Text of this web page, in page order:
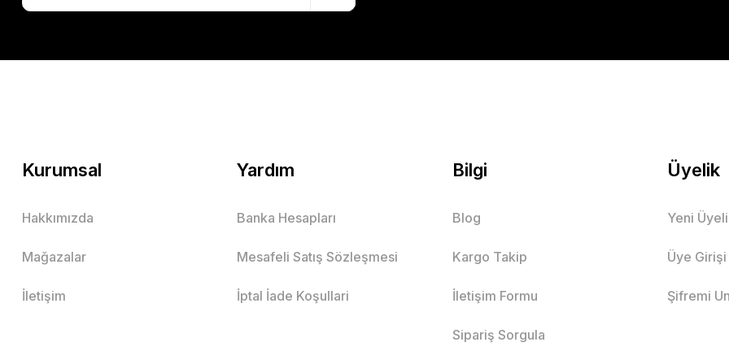
Kurumsal
Hakkımızda
Mağazalar
İletişim
Yardım
Banka Hesapları
Mesafeli Satış Sözleşmesi
İptal İade Koşullari
Bilgi
Blog
Kargo Takip
İletişim Formu
Sipariş Sorgula
Üyelik
Yeni
Üye Girişi
Şifremi